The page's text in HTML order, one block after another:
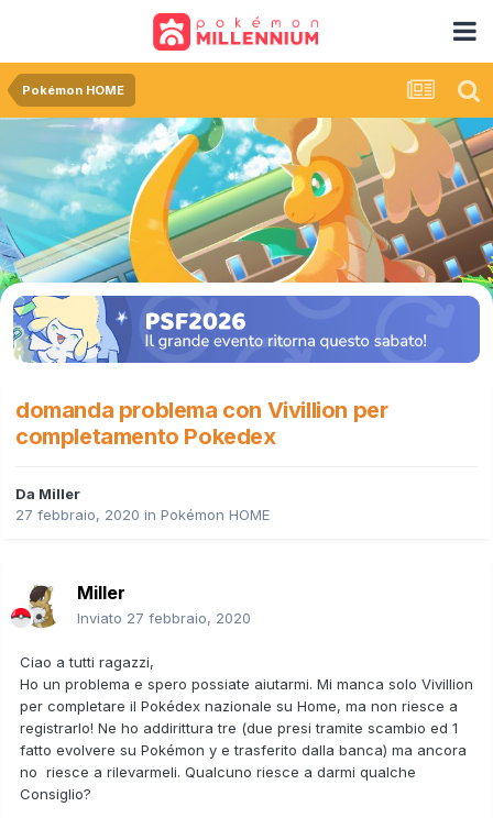
Pokémon HOME
domanda problema con Vivillion per
completamento Pokedex
Da Miller
27 febbraio, 2020 in Pokémon HOME
Miller
Inviato 27 febbraio, 2020
Ciao a tutti ragazzi,
Ho un problema e spero possiate aiutarmi. Mi manca solo Vivillion
per completare il Pokédex nazionale su Home, ma non riesce a
registrarlo! Ne ho addirittura tre (due presi tramite scambio ed 1
fatto evolvere su Pokémon y e trasferito dalla banca) ma ancora
no riesce a rilevarmeli. Qualcuno riesce a darmi qualche
Consiglio?